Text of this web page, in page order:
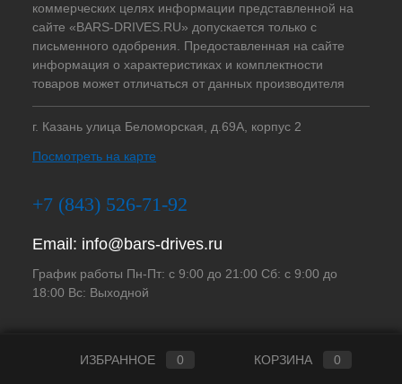
коммерческих целях информации представленной на
сайте «BARS-DRIVES.RU» допускается только с
письменного одобрения. Предоставленная на сайте
информация о характеристиках и комплектности
товаров может отличаться от данных производителя
г. Казань улица Беломорская, д.69А, корпус 2
Посмотреть на карте
+7 (843) 526-71-92
Email: info@bars-drives.ru
График работы Пн-Пт: с 9:00 до 21:00 Сб: с 9:00 до
18:00 Вс: Выходной
ИЗБРАННОЕ 0 КОРЗИНА 0